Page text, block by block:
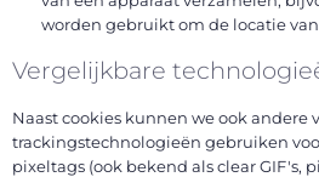
worden gebruikt om de locatie
Vergelijkbare
Naast cookies kunnen we ook andere
trackingstechnologieën gebruiken
pixeltags (ook bekend als clear GIF's,